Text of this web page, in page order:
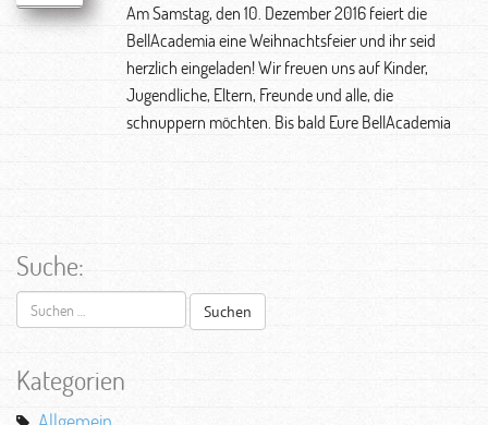
Am Samstag, den 10. Dezember 2016 feiert die
BellAcademia eine Weihnachtsfeier und ihr seid
herzlich eingeladen! Wir freuen uns auf Kinder,
Jugendliche, Eltern, Freunde und alle, die
schnuppern möchten. Bis bald Eure BellAcademia
Suche:
Suchen
nach:
Kategorien